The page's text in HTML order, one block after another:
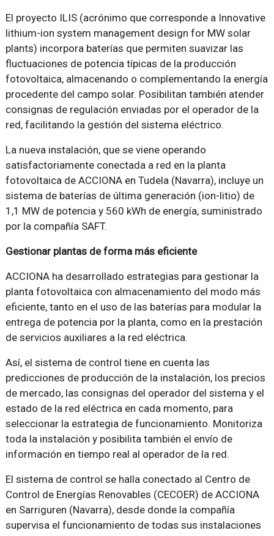
El proyecto ILIS (acrónimo que corresponde a Innovative
lithium-ion system management design for MW solar
plants) incorpora baterías que permiten suavizar las
fluctuaciones de potencia típicas de la producción
fotovoltaica, almacenando o complementando la energía
procedente del campo solar. Posibilitan también atender
consignas de regulación enviadas por el operador de la
red, facilitando la gestión del sistema eléctrico.
La nueva instalación, que se viene operando
satisfactoriamente conectada a red en la planta
fotovoltaica de ACCIONA en Tudela (Navarra), incluye un
sistema de baterías de última generación (ion-litio) de
1,1 MW de potencia y 560 kWh de energía, suministrado
por la compañía SAFT.
Gestionar plantas de forma más eficiente
ACCIONA ha desarrollado estrategias para gestionar la
planta fotovoltaica con almacenamiento del modo más
eficiente, tanto en el uso de las baterías para modular la
entrega de potencia por la planta, como en la prestación
de servicios auxiliares a la red eléctrica.
Así, el sistema de control tiene en cuenta las
predicciones de producción de la instalación, los precios
de mercado, las consignas del operador del sistema y el
estado de la red eléctrica en cada momento, para
seleccionar la estrategia de funcionamiento. Monitoriza
toda la instalación y posibilita también el envío de
información en tiempo real al operador de la red.
El sistema de control se halla conectado al Centro de
Control de Energías Renovables (CECOER) de ACCIONA
en Sarriguren (Navarra), desde donde la compañía
supervisa el funcionamiento de todas sus instalaciones